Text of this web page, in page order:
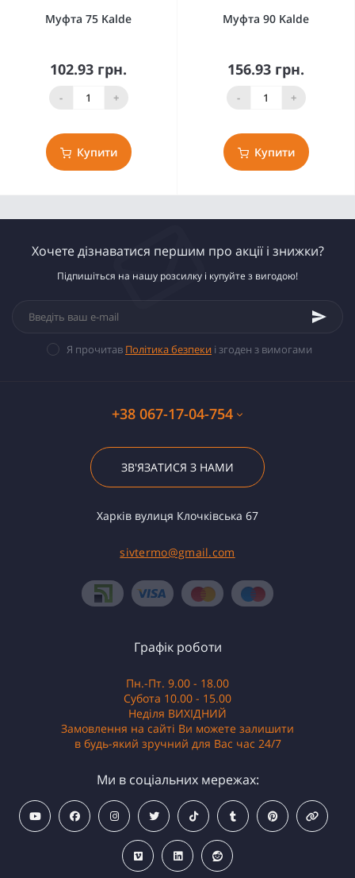
Муфта 75 Kalde
102.93 грн.
- +
Купити
Муфта 90 Kalde
156.93 грн.
- +
Купити
Хочете дізнаватися першим про акції і знижки?
Підпишіться на нашу розсилку і купуйте з вигодою!
Я прочитав Політика безпеки і згоден з вимогами
+38 067-17-04-754
ЗВ'ЯЗАТИСЯ З НАМИ
Харків вулиця Клочківська 67
sivtermo@gmail.com
Графік роботи
Пн.-Пт. 9.00 - 18.00
Субота 10.00 - 15.00
Неділя ВИХІДНИЙ
Замовлення на сайті Ви можете залишити
в будь-який зручний для Вас час 24/7
Ми в соціальних мережах: